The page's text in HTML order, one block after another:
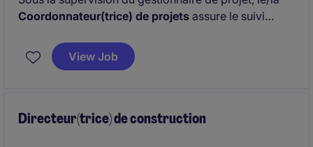
Coordonnateur(trice) de projets assure le suivi
construction. Il/elle contribue activement à la réussite
des projets en veillant au respect des échéanciers,
les sous-traitants.
View Job
Directeur(trice) de construction